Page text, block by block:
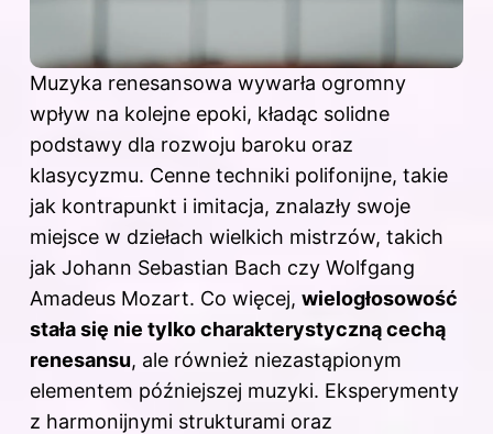
Muzyka renesansowa wywarła ogromny
wpływ na kolejne epoki, kładąc solidne
podstawy dla rozwoju baroku oraz
klasycyzmu. Cenne techniki polifonijne, takie
jak kontrapunkt i imitacja, znalazły swoje
miejsce w dziełach wielkich mistrzów, takich
jak Johann Sebastian Bach czy Wolfgang
Amadeus Mozart. Co więcej, wielogłosowość
stała się nie tylko charakterystyczną cechą
renesansu, ale również niezastąpionym
elementem późniejszej muzyki. Eksperymenty
z harmonijnymi strukturami oraz